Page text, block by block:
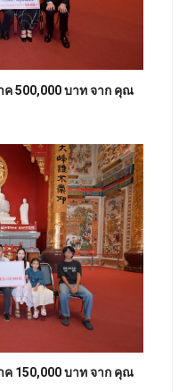
500,000 บาท จาก คุณ
150,000 บาท จาก คุณ